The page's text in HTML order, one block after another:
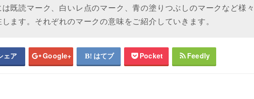
既読マーク、白いレ点のマーク、青の塗りつぶしのマークなど様々
ます。それぞれのマークの意味をご紹介していきます。
ェア Google+ はてブ Pocket Feedly